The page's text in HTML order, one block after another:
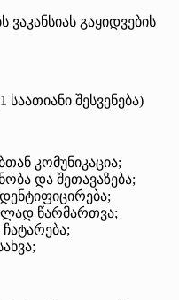
ვაკანსიას გაყიდვების
საათიანი შესვენება)
კომუნიკაცია;
და შეთავაზება;
წარმართვა;